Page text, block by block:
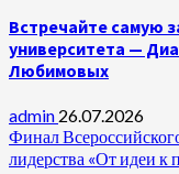
Встречайте самую
университета —
Любимовых
admin 26.07.2026
Финал
лидерства «От идеи к